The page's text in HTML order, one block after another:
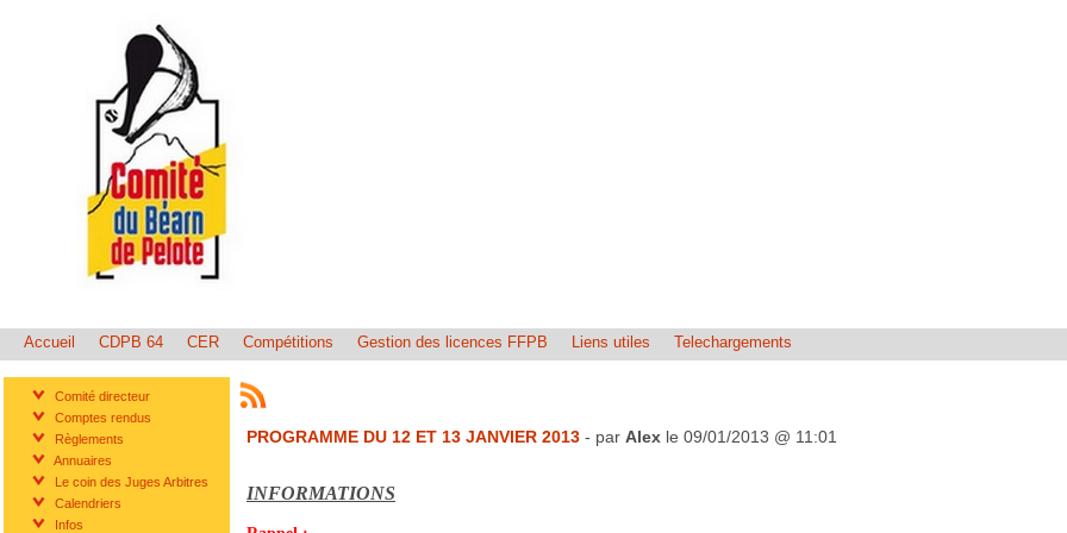
Accueil CDPB 64 CER Compétitions Gestion des licences FFPB Liens utiles Telechargements
Comité directeur
Comptes rendus
Règlements
Annuaires
Le coin des Juges Arbitres
Calendriers
Infos
PROGRAMME DU 12 ET 13 JANVIER 2013 - par Alex le 09/01/2013 @ 11:01
INFORMATIONS